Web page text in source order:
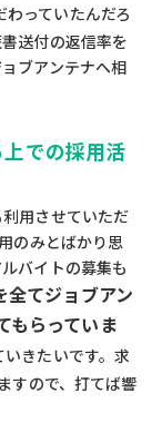
っていたんだろ
送付の返信率を
ブアンテナへ相
での採用活
用させていただ
のみとばかり思
バイトの募集も
全てジョブアン
もらっていま
きたいです。求
すので、打てば響